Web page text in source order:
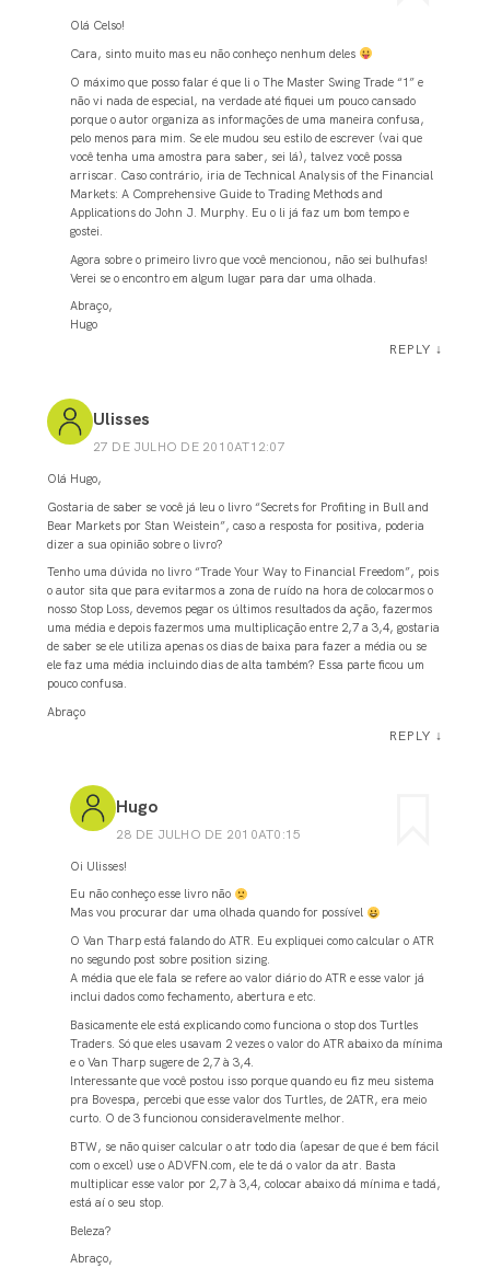
Olá Celso!
Cara, sinto muito mas eu não conheço nenhum deles
O máximo que posso falar é que li o The Master Swing Trade “1” e
não vi nada de especial, na verdade até fiquei um pouco cansado
porque o autor organiza as informações de uma maneira confusa,
pelo menos para mim. Se ele mudou seu estilo de escrever (vai que
você tenha uma amostra para saber, sei lá), talvez você possa
arriscar. Caso contrário, iria de Technical Analysis of the Financial
Markets: A Comprehensive Guide to Trading Methods and
Applications do John J. Murphy. Eu o li já faz um bom tempo e
gostei.
Agora sobre o primeiro livro que você mencionou, não sei bulhufas!
Verei se o encontro em algum lugar para dar uma olhada.
Abraço,
Hugo
REPLY ↓
Ulisses
27 DE JULHO DE 2010AT12:07
Olá Hugo,
Gostaria de saber se você já leu o livro “Secrets for Profiting in Bull and
Bear Markets por Stan Weistein”, caso a resposta for positiva, poderia
dizer a sua opinião sobre o livro?
Tenho uma dúvida no livro “Trade Your Way to Financial Freedom”, pois
o autor sita que para evitarmos a zona de ruído na hora de colocarmos o
nosso Stop Loss, devemos pegar os últimos resultados da ação, fazermos
uma média e depois fazermos uma multiplicação entre 2,7 a 3,4, gostaria
de saber se ele utiliza apenas os dias de baixa para fazer a média ou se
ele faz uma média incluindo dias de alta também? Essa parte ficou um
pouco confusa.
Abraço
REPLY ↓
Hugo
28 DE JULHO DE 2010AT0:15
Oi Ulisses!
Eu não conheço esse livro não
Mas vou procurar dar uma olhada quando for possível
O Van Tharp está falando do ATR. Eu expliquei como calcular o ATR
no segundo post sobre position sizing.
A média que ele fala se refere ao valor diário do ATR e esse valor já
inclui dados como fechamento, abertura e etc.
Basicamente ele está explicando como funciona o stop dos Turtles
Traders. Só que eles usavam 2 vezes o valor do ATR abaixo da mínima
e o Van Tharp sugere de 2,7 à 3,4.
Interessante que você postou isso porque quando eu fiz meu sistema
pra Bovespa, percebi que esse valor dos Turtles, de 2ATR, era meio
curto. O de 3 funcionou consideravelmente melhor.
BTW, se não quiser calcular o atr todo dia (apesar de que é bem fácil
com o excel) use o ADVFN.com, ele te dá o valor da atr. Basta
multiplicar esse valor por 2,7 à 3,4, colocar abaixo dá mínima e tadá,
está aí o seu stop.
Beleza?
Abraço,